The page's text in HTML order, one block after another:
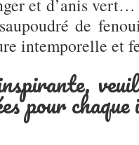
et d’anis
de
intemporelle et
pour